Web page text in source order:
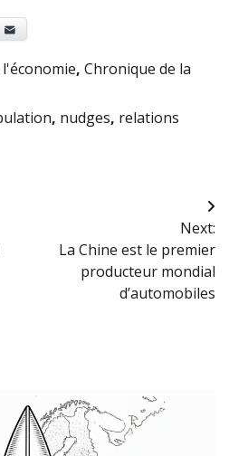
, Chronique de la
, nudges, relations
Next:
La Chine est le premier
producteur mondial
d’automobiles